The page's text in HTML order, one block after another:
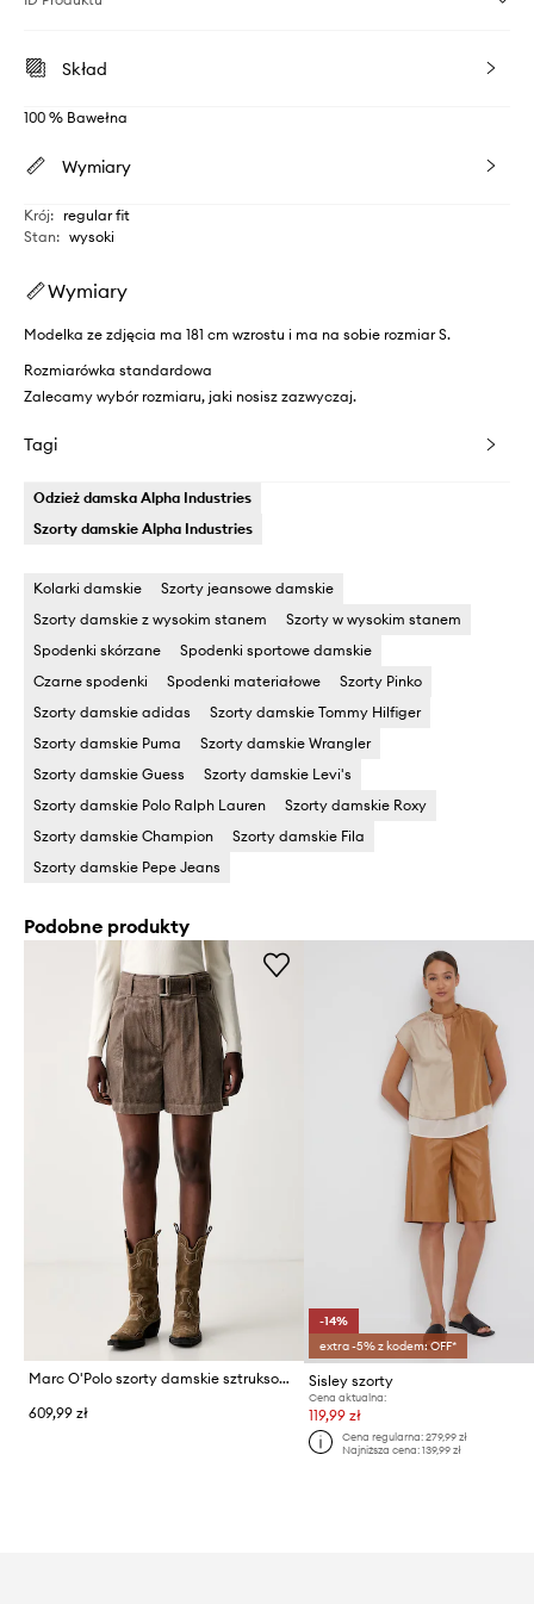
Skład
100 % Bawełna
Wymiary
Krój: regular fit
Stan: wysoki
Wymiary
Modelka ze zdjęcia ma 181 cm wzrostu i ma na sobie rozmiar S.
Rozmiarówka standardowa
Zalecamy wybór rozmiaru, jaki nosisz zazwyczaj.
Tagi
Odzież damska Alpha Industries
Szorty damskie Alpha Industries
Kolarki damskie
Szorty jeansowe damskie
Szorty damskie z wysokim stanem
Szorty w wysokim stanem
Spodenki skórzane
Spodenki sportowe damskie
Czarne spodenki
Spodenki materiałowe
Szorty Pinko
Szorty damskie adidas
Szorty damskie Tommy Hilfiger
Szorty damskie Puma
Szorty damskie Wrangler
Szorty damskie Guess
Szorty damskie Levi's
Szorty damskie Polo Ralph Lauren
Szorty damskie Roxy
Szorty damskie Champion
Szorty damskie Fila
Szorty damskie Pepe Jeans
Podobne produkty
Marc O'Polo szorty damskie sztruksowe
609,99 zł
-14%
extra -5% z kodem: OFF*
Sisley szorty
Cena aktualna:
119,99 zł
Cena regularna: 279,99 zł
Najniższa cena: 139,99 zł